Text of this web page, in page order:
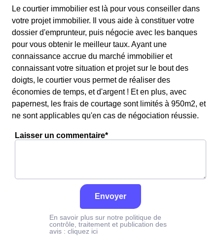
Le courtier immobilier est là pour vous conseiller dans
votre projet immobilier. Il vous aide à constituer votre
dossier d'emprunteur, puis négocie avec les banques
pour vous obtenir le meilleur taux. Ayant une
connaissance accrue du marché immobilier et
connaissant votre situation et projet sur le bout des
doigts, le courtier vous permet de réaliser des
économies de temps, et d'argent ! Et en plus, avec
papernest, les frais de courtage sont limités à 950m2, et
ne sont applicables qu'en cas de négociation réussie.
Laisser un commentaire*
Envoyer
En savoir plus sur notre politique de
contrôle, traitement et publication des
avis : cliquez ici